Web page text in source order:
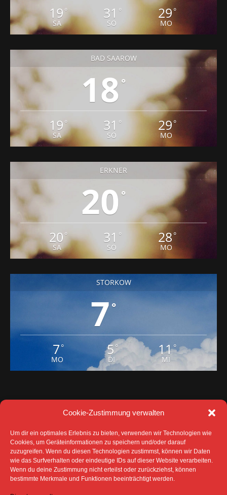
Cookie-Zustimmung verwalten
Um dir ein optimales Erlebnis zu bieten, verwenden wir Technologien wie
Cookies, um Geräteinformationen zu speichern und/oder darauf
zuzugreifen. Wenn du diesen Technologien zustimmst, können wir Daten
wie das Surfverhalten oder eindeutige IDs auf dieser Website verarbeiten.
Wenn du deine Zustimmung nicht erteilst oder zurückziehst, können
bestimmte Merkmale und Funktionen beeinträchtigt werden.
19 °
SA
31 °
SO
29 °
MO
BAD SAAROW
18 °
19 °
SA
31 °
SO
29 °
MO
ERKNER
20 °
20 °
SA
31 °
SO
28 °
MO
STORKOW
7°
7 °
MO
5°
DI
11°
MI
DATENSCHUTZ
IMPRESSUM
COOKIE-RICHTLINIE (EU)